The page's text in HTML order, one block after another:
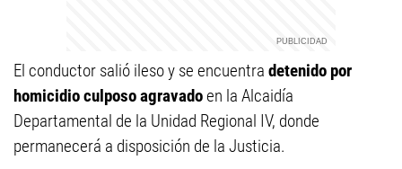
El conductor salió ileso y se encuentra detenido por
homicidio culposo agravadoen la Alcaidía
Departamental de la Unidad Regional IV, donde
permanecerá a disposición de la Justicia.